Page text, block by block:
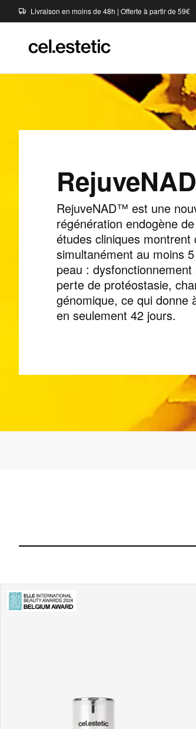
Livraison en moins de 48h | Offerte à partir de 59€
RejuveNAD™ est une
régénération endogène
études cliniques
simultanément au moins
peau :
perte de protéostasie,
génomique, ce qui donne
en seulement 42 jours.